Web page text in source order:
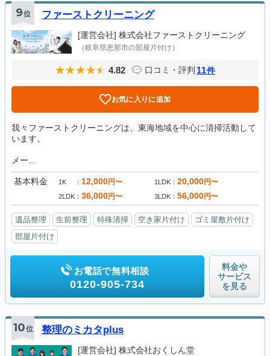
9位 ファーストクリーニング
[運営会社] 株式会社ファーストクリーニング
（岐阜県恵那市の部屋片付け）
4.82 口コミ・評判 11件
お気に入りに追加
我々ファーストクリーニングは、東海地域を中心に清掃活動して
います。
メー...
基本料金 1K 12,000円〜 1LDK 20,000円〜
2LDK 36,000円〜 3LDK 56,000円〜
遺品整理 生前整理 特殊清掃 空き家片付け
ゴミ屋敷片付け
部屋片付け
お電話で無料相談
0120-905-734
料金や
サービス
を見る
10位 整理のミカタplus
[運営会社] 株式会社おくしん堂